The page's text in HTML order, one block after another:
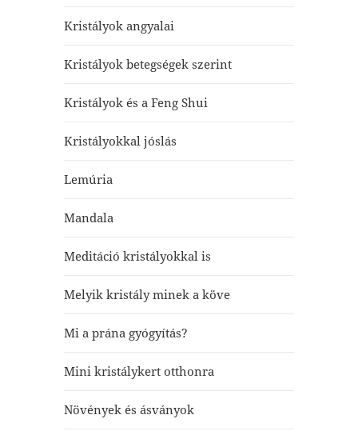
Kristályok angyalai
Kristályok betegségek szerint
Kristályok és a Feng Shui
Kristályokkal jóslás
Lemúria
Mandala
Meditáció kristályokkal is
Melyik kristály minek a köve
Mi a prána gyógyítás?
Mini kristálykert otthonra
Növények és ásványok